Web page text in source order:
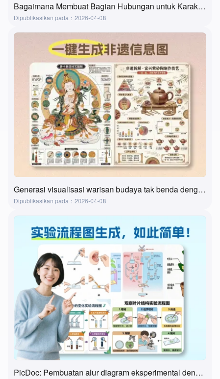
Bagaimana Membuat Bagian Hubungan untuk Karakter dalam Film, Buku, dan Buku Teks? Metode yang Super Praktis dan Sederhana
Dipublikasikan pada：2026-04-08
Generasi visualisasi warisan budaya tak benda dengan satu klik berbasis AI? Alat ini benar-benar melakukannya!
Dipublikasikan pada：2026-04-08
PicDoc: Pembuatan alur diagram eksperimental dengan satu klik—alat ultimate untuk persiapan kelas laboratorium